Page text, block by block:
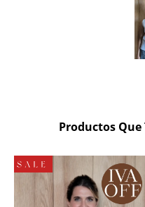
Productos